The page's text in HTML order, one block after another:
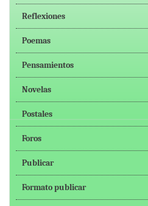
Reflexiones
Poemas
Pensamientos
Novelas
Postales
Foros
Publicar
Formato publicar